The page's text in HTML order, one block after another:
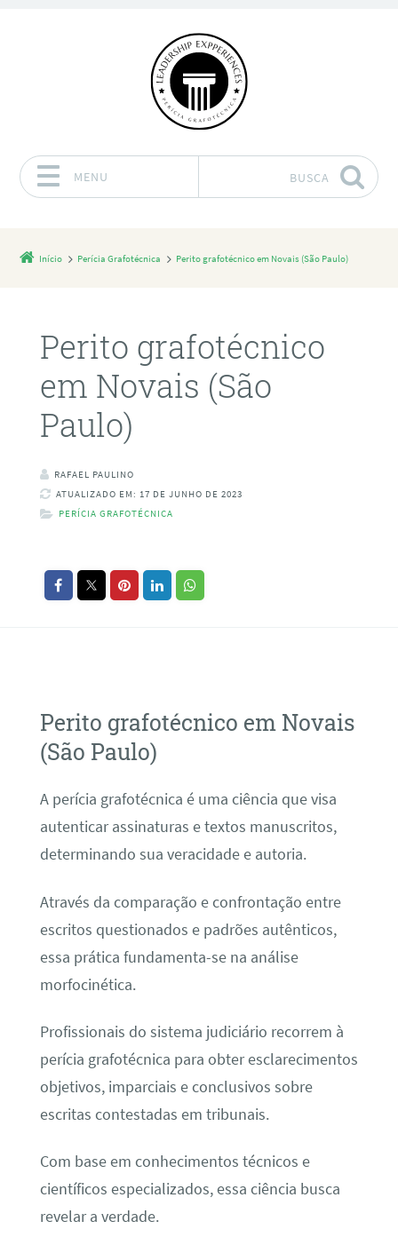
MENU BUSCA
Início Perícia Grafotécnica Perito grafotécnico em Novais (São Paulo)
Perito grafotécnico
em Novais (São
Paulo)
RAFAEL PAULINO
ATUALIZADO EM: 17 DE JUNHO DE 2023
PERÍCIA GRAFOTÉCNICA
Perito grafotécnico em Novais
(São Paulo)
A perícia grafotécnica é uma ciência que visa
autenticar assinaturas e textos manuscritos,
determinando sua veracidade e autoria.
Através da comparação e confrontação entre
escritos questionados e padrões autênticos,
essa prática fundamenta-se na análise
morfocinética.
Profissionais do sistema judiciário recorrem à
perícia grafotécnica para obter esclarecimentos
objetivos, imparciais e conclusivos sobre
escritas contestadas em tribunais.
Com base em conhecimentos técnicos e
científicos especializados, essa ciência busca
revelar a verdade.